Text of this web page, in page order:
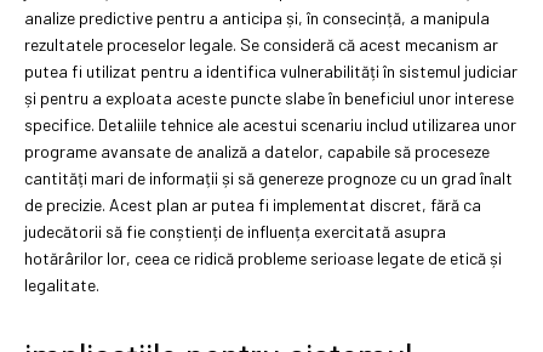
analize predictive pentru a anticipa și, în consecință, a manipula
rezultatele proceselor legale. Se consideră că acest mecanism ar
putea fi utilizat pentru a identifica vulnerabilități în sistemul judiciar
și pentru a exploata aceste puncte slabe în beneficiul unor interese
specifice. Detaliile tehnice ale acestui scenariu includ utilizarea unor
programe avansate de analiză a datelor, capabile să proceseze
cantități mari de informații și să genereze prognoze cu un grad înalt
de precizie. Acest plan ar putea fi implementat discret, fără ca
judecătorii să fie conștienți de influența exercitată asupra
hotărârilor lor, ceea ce ridică probleme serioase legate de etică și
legalitate.